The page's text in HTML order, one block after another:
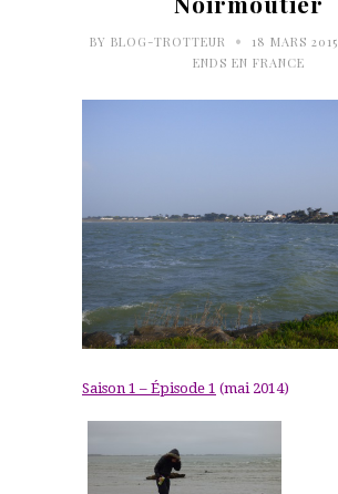
BY BLOG-TROTTEUR • 18 MARS 2015
ENDS EN FRANCE
Saison 1 – Épisode 1 (mai 2014)